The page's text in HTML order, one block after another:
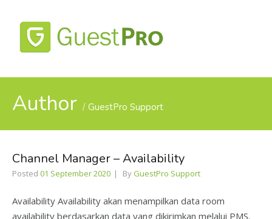
Author GuestPro Support
Channel Manager – Availability
Posted 01 September 2020 By GuestPro Support
Availability Availability akan menampilkan data room
availability berdasarkan data yang dikirimkan melalui PMS.